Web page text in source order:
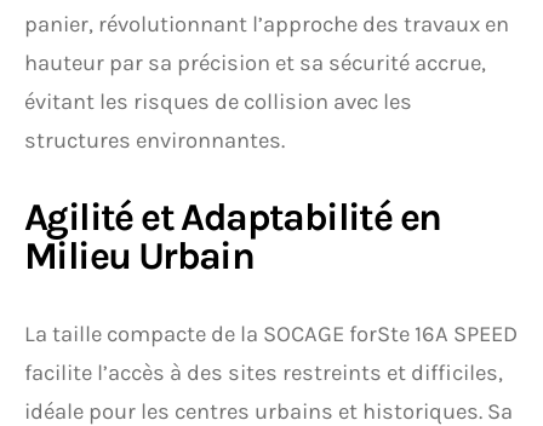
panier, révolutionnant l’approche des travaux en
hauteur par sa précision et sa sécurité accrue,
évitant les risques de collision avec les
structures environnantes.
Agilité et Adaptabilité en
Milieu Urbain
La taille compacte de la SOCAGE forSte 16A SPEED
facilite l’accès à des sites restreints et difficiles,
idéale pour les centres urbains et historiques. Sa